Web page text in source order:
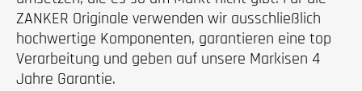
ZANKER Originale verwenden wir ausschließlich
hochwertige Komponenten, garantieren eine top
Verarbeitung und geben auf unsere Markisen 4
Jahre Garantie.